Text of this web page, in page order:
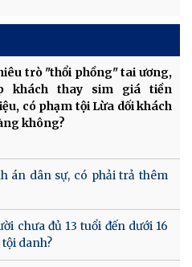
trò "thổi phồng" tai ương,
khách thay sim giá tiền
có phạm tội Lừa dối khách
không?
án dân sự, có phải trả thêm
chưa đủ 13 tuổi đến dưới 16
danh?